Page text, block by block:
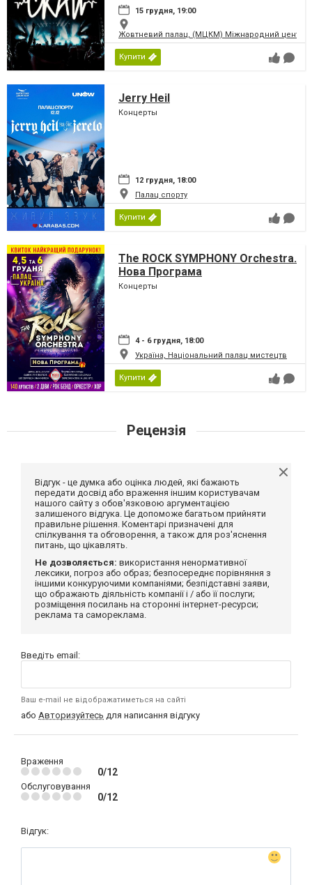
15 грудня, 19:00
Жовтневий палац, (МЦКМ) Міжнародний центр
Купити
Jerry Heil
Концерты
12 грудня, 18:00
Палац спорту
Купити
The ROCK SYMPHONY Orchestra.
Нова Програма
Концерты
4 - 6 грудня, 18:00
Україна, Національний палац мистецтв
Купити
Рецензія
Відгук - це думка або оцінка людей, які бажають
передати досвід або враження іншим користувачам
нашого сайту з обов'язковою аргументацією
залишеного відгука. Це допоможе багатьом прийняти
правильне рішення. Коментарі призначені для
спілкування та обговорення, а також для роз'яснення
питань, що цікавлять.
Не дозволяється: використання ненормативної
лексики, погроз або образ; безпосереднє порівняння з
іншими конкуруючими компаніями; безпідставні заяви,
що ображають діяльність компанії і / або її послуги;
розміщення посилань на сторонні інтернет-ресурси;
реклама та самореклама.
Введіть email:
Ваш e-mail не відображатиметься на сайті
або Авторизуйтесь для написання відгуку
Враження
0/12
Обслуговування
0/12
Відгук: